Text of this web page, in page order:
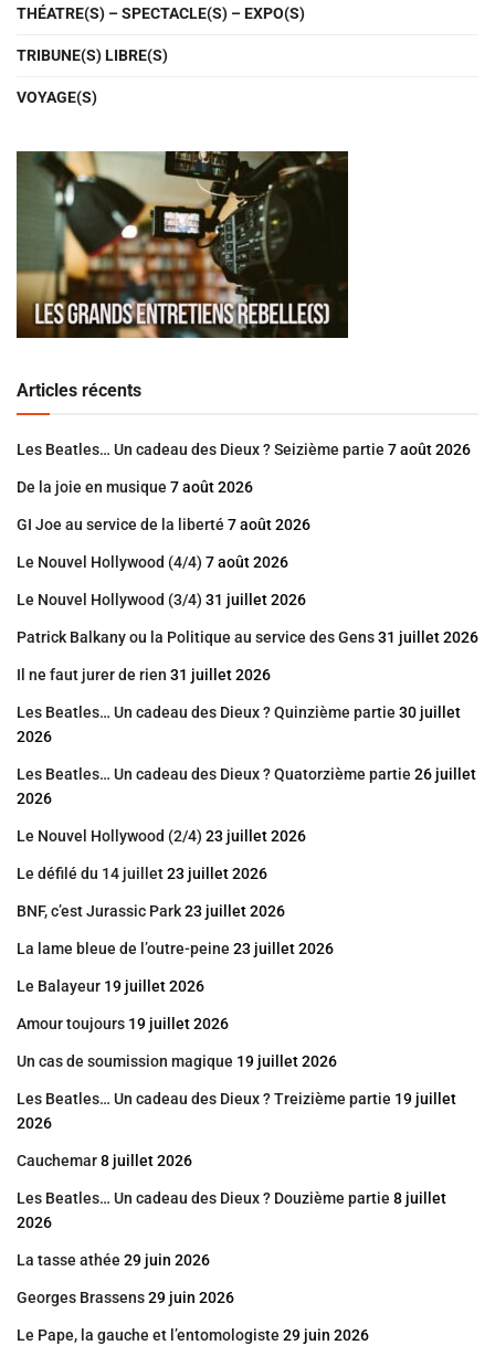
THÉATRE(S) – SPECTACLE(S) – EXPO(S)
TRIBUNE(S) LIBRE(S)
VOYAGE(S)
Articles récents
Les Beatles… Un cadeau des Dieux ? Seizième partie 7 août 2026
De la joie en musique 7 août 2026
GI Joe au service de la liberté 7 août 2026
Le Nouvel Hollywood (4/4) 7 août 2026
Le Nouvel Hollywood (3/4) 31 juillet 2026
Patrick Balkany ou la Politique au service des Gens31 juillet 2026
Il ne faut jurer de rien 31 juillet 2026
Les Beatles… Un cadeau des Dieux ? Quinzième partie 30 juillet
2026
Les Beatles… Un cadeau des Dieux ? Quatorzième partie 26 juillet
2026
Le Nouvel Hollywood (2/4) 23 juillet 2026
Le défilé du 14 juillet23 juillet 2026
BNF, c’est Jurassic Park23 juillet 2026
La lame bleue de l’outre-peine 23 juillet 2026
Le Balayeur 19 juillet 2026
Amour toujours 19 juillet 2026
Un cas de soumission magique 19 juillet 2026
Les Beatles… Un cadeau des Dieux ? Treizième partie 19 juillet
2026
Cauchemar8 juillet 2026
Les Beatles… Un cadeau des Dieux ? Douzième partie 8 juillet
2026
La tasse athée 29 juin 2026
Georges Brassens29 juin 2026
Le Pape, la gauche et l’entomologiste 29 juin 2026